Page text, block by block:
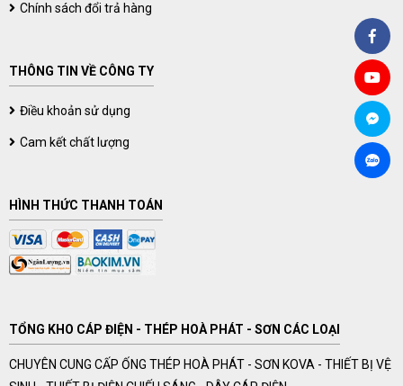
Chính sách đổi trả hàng
THÔNG TIN VỀ CÔNG TY
Điều khoản sử dụng
Cam kết chất lượng
HÌNH THỨC THANH TOÁN
TỔNG KHO CÁP ĐIỆN - THÉP HOÀ PHÁT - SƠN CÁC LOẠI
CHUYÊN CUNG CẤP ỐNG THÉP HOÀ PHÁT - SƠN KOVA - THIẾT BỊ VỆ